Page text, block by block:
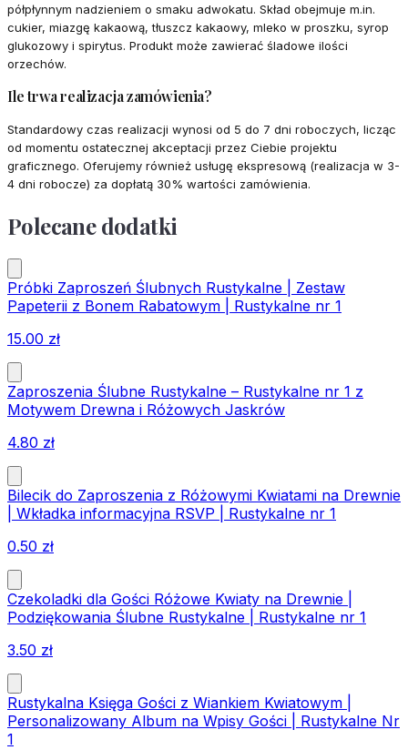
półpłynnym nadzieniem o smaku adwokatu. Skład obejmuje m.in.
cukier, miazgę kakaową, tłuszcz kakaowy, mleko w proszku, syrop
glukozowy i spirytus. Produkt może zawierać śladowe ilości
orzechów.
Ile trwa realizacja zamówienia?
Standardowy czas realizacji wynosi od 5 do 7 dni roboczych, licząc
od momentu ostatecznej akceptacji przez Ciebie projektu
graficznego. Oferujemy również usługę ekspresową (realizacja w 3-
4 dni robocze) za dopłatą 30% wartości zamówienia.
Polecane dodatki
Próbki Zaproszeń Ślubnych Rustykalne | Zestaw
Papeterii z Bonem Rabatowym | Rustykalne nr 1
15.00 zł
Zaproszenia Ślubne Rustykalne – Rustykalne nr 1 z
Motywem Drewna i Różowych Jaskrów
4.80 zł
Bilecik do Zaproszenia z Różowymi Kwiatami na Drewnie
| Wkładka informacyjna RSVP | Rustykalne nr 1
0.50 zł
Czekoladki dla Gości Różowe Kwiaty na Drewnie |
Podziękowania Ślubne Rustykalne | Rustykalne nr 1
3.50 zł
Rustykalna Księga Gości z Wiankiem Kwiatowym |
Personalizowany Album na Wpisy Gości | Rustykalne Nr
1